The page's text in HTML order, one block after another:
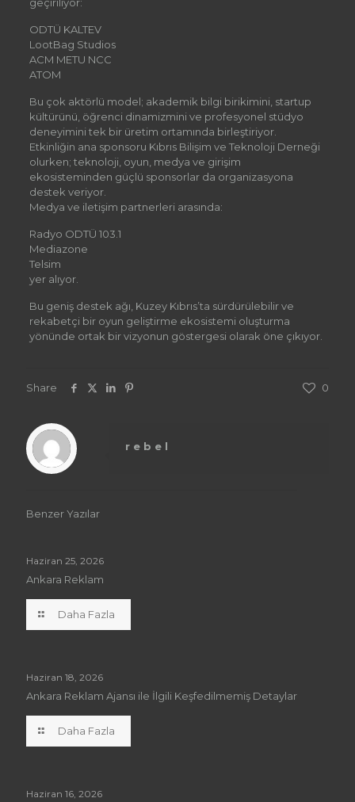
ODTÜ KALTEV
LootBag Studios
ACM METU NCC
ATOM
Bu çok aktörlü model; akademik bilgi birikimini, startup
kültürünü, öğrenci dinamizmini ve profesyonel stüdyo
deneyimini tek bir üretim ortamında birleştiriyor.
Etkinliğin ana sponsoru Kıbrıs Bilişim ve Teknoloji Derneği
olurken; teknoloji, oyun, medya ve girişim
ekosisteminden güçlü sponsorlar da organizasyona
destek veriyor.
Medya ve iletişim partnerleri arasında:
Radyo ODTÜ 103.1
Mediazone
Telsim
yer alıyor.
Bu geniş destek ağı, Kuzey Kıbrıs’ta sürdürülebilir ve
rekabetçi bir oyun geliştirme ekosistemi oluşturma
yönünde ortak bir vizyonun göstergesi olarak öne çıkıyor.
Share 0
rebel
Benzer Yazılar
Haziran 25, 2026
Ankara Reklam
Daha Fazla
Haziran 18, 2026
Ankara Reklam Ajansı ile İlgili Keşfedilmemiş Detaylar
Daha Fazla
Haziran 16, 2026